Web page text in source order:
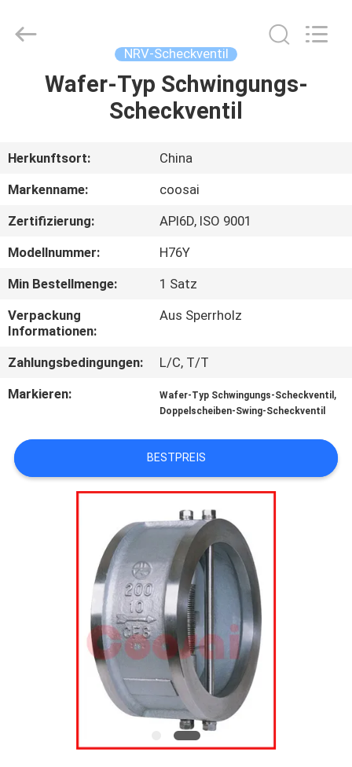
PRODUKTE
ÜBER
WERKSBESICHTIGUNG
QUALITÄTSKONTROLLE
KONTAKT
UNS
NEUIGKEITEN
ANGEBOT
Rights
NRV-Scheckventil
Wafer-Typ Schwingungs-
Scheckventil
Herkunftsort:
China
Markenname:
coosai
Zertifizierung:
API6D, ISO 9001
Modellnummer:
H76Y
Min Bestellmenge:
1 Satz
Verpackung
Informationen:
Aus Sperrholz
Zahlungsbedingungen:
L/C, T/T
Markieren:
Wafer-Typ Schwingungs-Scheckventil ,
Doppelscheiben-Swing-Scheckventil
BESTPREIS